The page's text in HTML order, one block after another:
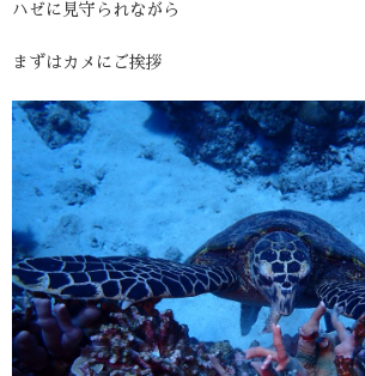
ハゼに見守られながら
まずはカメにご挨拶